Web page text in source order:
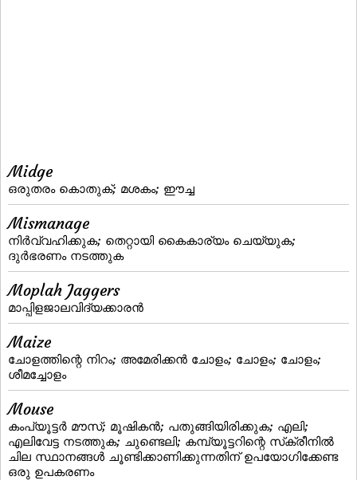
Midge
ഒരുതരം കൊതുക്‌; മശകം; ഈച്ച
Mismanage
നിര്‍വ്വഹിക്കുക; തെറ്റായി കൈകാര്യം ചെയ്യുക;
ദുര്‍ഭരണം നടത്തുക
Moplah Jaggers
മാപ്പിളജാലവിദ്യക്കാരന്‍
Maize
ചോളത്തിന്റെ നിറം; അമേരിക്കന്‍ ചോളം; ചോളം; ചോളം;
ശീമച്ചോളം
Mouse
കംപ്യൂട്ടര്‍ മൗസ്; മൂഷികന്‍; പതുങ്ങിയിരിക്കുക; എലി;
എലിവേട്ട നടത്തുക; ചുണ്ടെലി; കമ്പ്യൂട്ടറിന്റെ സ്‌ക്രീനില്‍
ചില സ്ഥാനങ്ങള്‍ ചൂണ്ടിക്കാണിക്കുന്നതിന്‌ ഉപയോഗിക്കേണ്ട
ഒരു ഉപകരണം